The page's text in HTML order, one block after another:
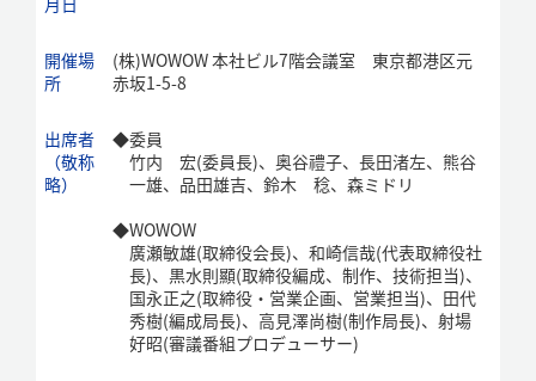
開催場
所
(株)WOWOW 本社ビル7階会議室 東京都港区元
赤坂1-5-8
出席者
（敬称
略）
◆委員
竹内 宏(委員長)、奥谷禮子、長田渚左、熊谷
一雄、品田雄吉、鈴木 稔、森ミドリ
◆WOWOW
廣瀬敏雄(取締役会長)、和崎信哉(代表取締役社
長)、黒水則顯(取締役編成、制作、技術担当)、
国永正之(取締役・営業企画、営業担当)、田代
秀樹(編成局長)、高見澤尚樹(制作局長)、射場
好昭(審議番組プロデューサー)